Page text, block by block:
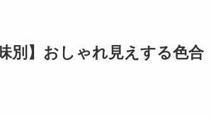
別】おしゃれ見えする色合